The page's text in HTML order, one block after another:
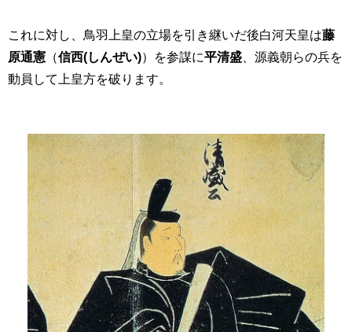
これに対し、鳥羽上皇の立場を引き継いだ後白河天皇は藤
原通憲 （信西(しんぜい)）を参謀に平清盛 、源義朝らの兵を
動員して上皇方を破ります。